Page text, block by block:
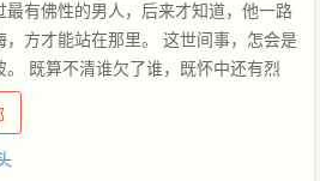
有佛性的男人，后来才知道，他一路
方才能站在那里。 这世间事，怎会是
既算不清谁欠了谁，既怀中还有烈
，奔波流离，一醉到白头。 ——虽万
搜索关键字：主角：程牧云，温寒…